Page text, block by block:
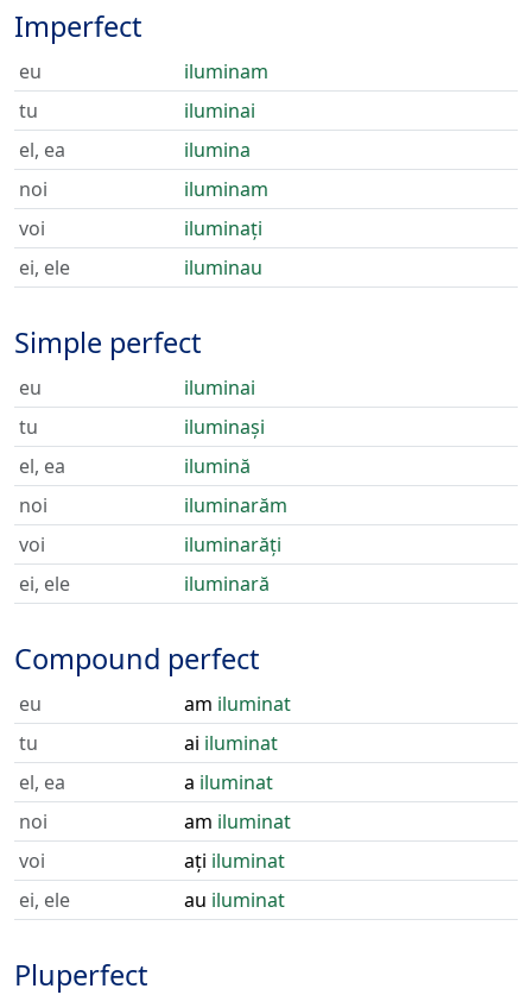
Imperfect
eu
iluminam
tu
iluminai
el, ea
ilumina
noi
iluminam
voi
iluminați
ei, ele
iluminau
Simple perfect
eu
iluminai
tu
iluminași
el, ea
ilumină
noi
iluminarăm
voi
iluminarăți
ei, ele
iluminară
Compound perfect
eu am iluminat
tu
ai iluminat
el, ea
a iluminat
noi
am iluminat
voi
ați iluminat
ei, ele
au iluminat
Pluperfect